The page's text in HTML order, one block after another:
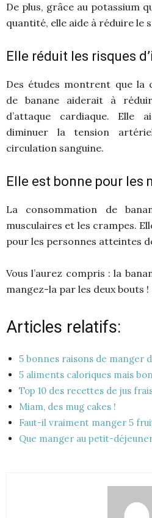
De plus, grâce au potassium
quantité, elle aide à réduire le
Elle réduit les risques
Des études montrent que la
de banane aiderait à
d’attaque cardiaque. Elle
diminuer la tension
circulation sanguine.
Elle est bonne pour les
La consommation de
musculaires et les crampes.
pour les personnes atteintes
Vous l’aurez compris : la
mangez-la par les deux bouts !
Articles relatifs:
5 bonnes raisons de manger
5 aliments caloriques mais
Top 10 des recettes de jus
Miam, des mug cakes !
Faut-il vraiment manger 5
Que manger au petit-